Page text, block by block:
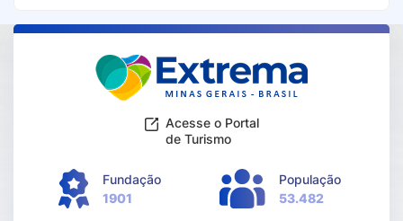
Acesse o Portal
de Turismo
Fundação
1901
População
53.482